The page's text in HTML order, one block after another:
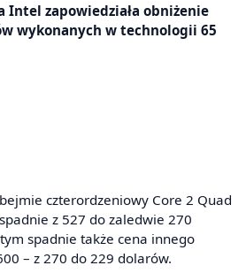
Intel zapowiedziała obniżenie
wykonanych w technologii 65
czterordzeniowy Core 2 Quad
z 527 do zaledwie 270
spadnie także cena innego
– z 270 do 229 dolarów.